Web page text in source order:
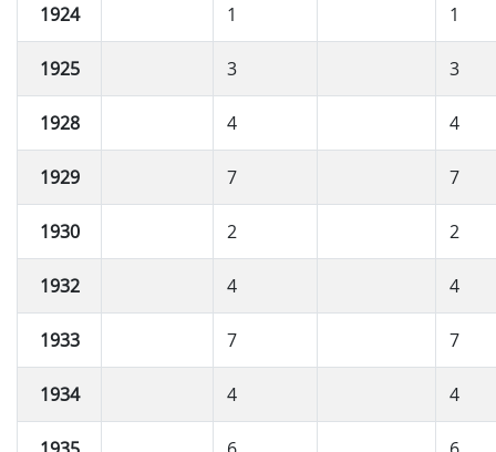
1924 1 1
1925 3 3
1928 4 4
1929 7 7
1930 2 2
1932 4 4
1933 7 7
1934 4 4